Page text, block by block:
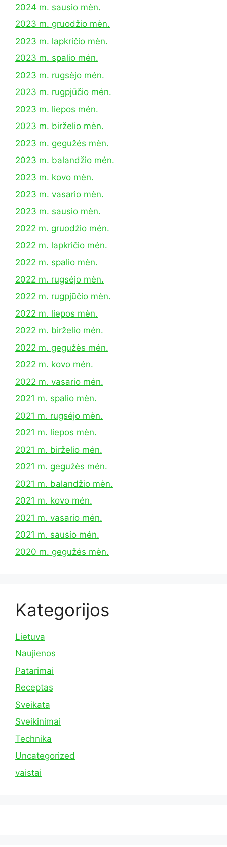
2024 m. sausio mėn.
2023 m. gruodžio mėn.
2023 m. lapkričio mėn.
2023 m. spalio mėn.
2023 m. rugsėjo mėn.
2023 m. rugpjūčio mėn.
2023 m. liepos mėn.
2023 m. birželio mėn.
2023 m. gegužės mėn.
2023 m. balandžio mėn.
2023 m. kovo mėn.
2023 m. vasario mėn.
2023 m. sausio mėn.
2022 m. gruodžio mėn.
2022 m. lapkričio mėn.
2022 m. spalio mėn.
2022 m. rugsėjo mėn.
2022 m. rugpjūčio mėn.
2022 m. liepos mėn.
2022 m. birželio mėn.
2022 m. gegužės mėn.
2022 m. kovo mėn.
2022 m. vasario mėn.
2021 m. spalio mėn.
2021 m. rugsėjo mėn.
2021 m. liepos mėn.
2021 m. birželio mėn.
2021 m. gegužės mėn.
2021 m. balandžio mėn.
2021 m. kovo mėn.
2021 m. vasario mėn.
2021 m. sausio mėn.
2020 m. gegužės mėn.
Kategorijos
Lietuva
Naujienos
Patarimai
Receptas
Sveikata
Sveikinimai
Technika
Uncategorized
vaistai